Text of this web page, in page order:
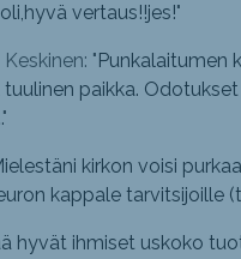
vertaus!!jes!"
"Punkalaitumen
paikka.
"
kirkon voisi
kappale tarvitsijoille
hyvät ihmiset uskoko